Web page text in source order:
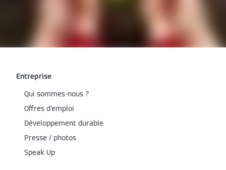
Entreprise
Qui sommes-nous ?
Offres d'emploi
Développement durable
Presse / photos
Speak Up